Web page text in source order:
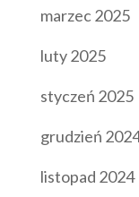
marzec 2025
luty 2025
styczeń 2025
grudzień
listopad 2024